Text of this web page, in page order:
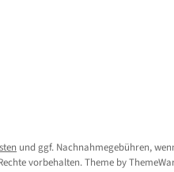
und ggf. Nachnahmegebühren,
vorbehalten. Theme by